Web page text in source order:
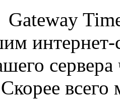
Gateway
интернет-